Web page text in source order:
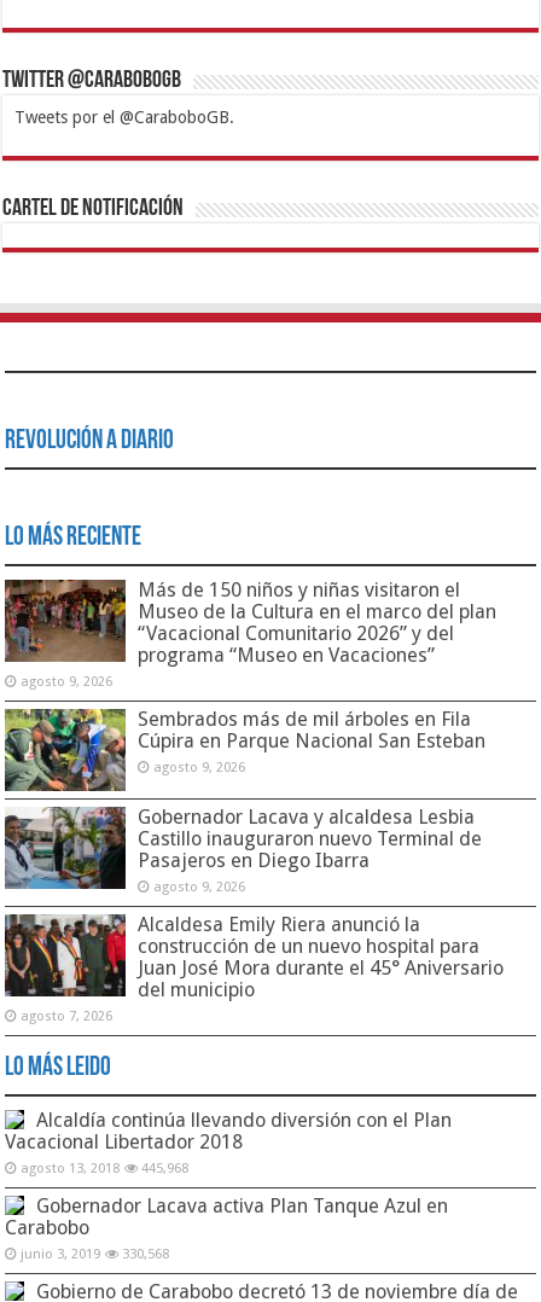
Twitter @CaraboboGB
Tweets por el @CaraboboGB.
1xbetBetturkeyBetistKralbetSupertotobetTipobetMatadorbetMariobet
https://mvbcasino.com/
Cartel de Notificación
Revolución a Diario
Lo Más Reciente
Más de 150 niños y niñas visitaron el
Museo de la Cultura en el marco del plan
“Vacacional Comunitario 2026” y del
programa “Museo en Vacaciones”
agosto 9, 2026
Sembrados más de mil árboles en Fila
Cúpira en Parque Nacional San Esteban
agosto 9, 2026
Gobernador Lacava y alcaldesa Lesbia
Castillo inauguraron nuevo Terminal de
Pasajeros en Diego Ibarra
agosto 9, 2026
Alcaldesa Emily Riera anunció la
construcción de un nuevo hospital para
Juan José Mora durante el 45° Aniversario
del municipio
agosto 7, 2026
Lo Más Leido
Alcaldía continúa llevando diversión con el Plan
Vacacional Libertador 2018
agosto 13, 2018 445,968
Gobernador Lacava activa Plan Tanque Azul en
Carabobo
junio 3, 2019 330,568
Gobierno de Carabobo decretó 13 de noviembre día de